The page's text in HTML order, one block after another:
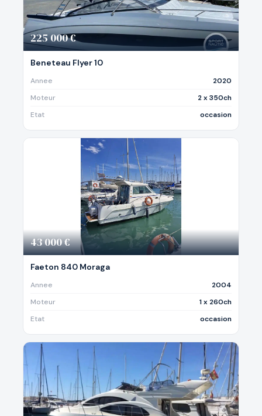
225 000 €
Beneteau Flyer 10
Annee
2020
Moteur
2 x 350ch
Etat
occasion
43 000 €
Faeton 840 Moraga
Annee
2004
Moteur
1 x 260ch
Etat
occasion